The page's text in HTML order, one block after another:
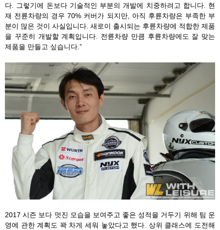
다. 그렇기에 돈보다 기술적인 부분의 개발에 치중하려고 합니다. 현
재 전륜차량의 경우 70% 커버가 되지만, 아직 후륜차량은 부족한 부
분이 많은 것이 사실입니다. 새로이 출시되는 후륜차량에 적합한 제품
을 꾸준히 개발할 계획입니다. 전륜차량 만큼 후륜차량에도 잘 맞는
제품을 만들고 싶습니다.”
2017 시즌 보다 멋진 모습을 보여주고 좋은 성적을 거두기 위해 팀 운
영에 관한 계획도 꽉 차게 세워 놓았다고 했다. 상위 클래스에 도전해